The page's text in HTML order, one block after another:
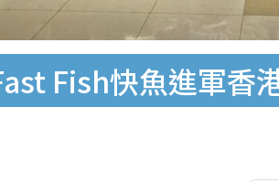
Fish快魚進軍香